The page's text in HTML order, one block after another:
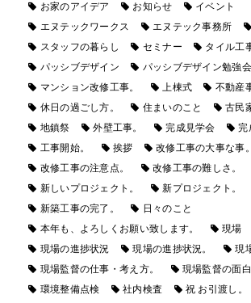
お家のアイデア お知らせ
イベント
エヌテックワークス
エヌテック事務所
スタッフの暮らし
セミナー
タイル工
パッシブデザイン
パッシブデザイン勉強会
マンション改修工事。
上棟式 不動産
休日の過ごし方。
住まいのこと 古民
地鎮祭
外壁工事。 完成見学会
完
工事開始。
挨拶
改修工事の大事な事。
改修工事の注意点。
改修工事の難しさ。
新しいプロジェクト。
新プロジェクト。
新築工事の完了。
日々のこと
本年も、よろしくお願い致します。
現場
現場の進捗状況
現場の進捗状況。
現
現場監督の仕事・考え方。
現場監督の面白
環境整備点検
社内検査 祝 お引渡し。